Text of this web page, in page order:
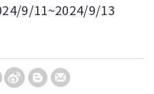
9/11~2024/9/13